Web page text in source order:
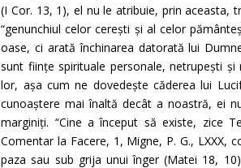
(I Cor. 13, 1), el nu le atribuie, prin aceasta,
“genunchiul celor cerești și al celor
oase, ci arată închinarea datorată lui
sunt ființe spirituale personale, netrupești
lor, așa cum ne dovedește căderea lui
cunoaștere mai înaltă decât a noastră, ei
marginiți. “Cine a început să existe, zice
Comentar la Facere, 1, Migne, P. G., LXXX,
paza sau sub grija unui înger (Matei 18,